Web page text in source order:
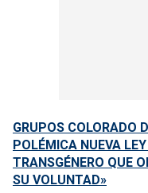
GRUPOS COLORADO
POLÉMICA NUEVA
TRANSGÉNERO QUE
SU VOLUNTAD»